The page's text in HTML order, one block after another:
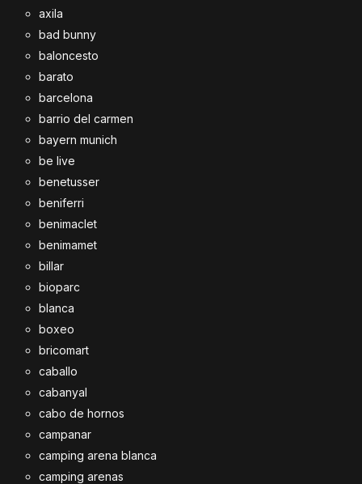
axila
bad bunny
baloncesto
barato
barcelona
barrio del carmen
bayern munich
be live
benetusser
beniferri
benimaclet
benimamet
billar
bioparc
blanca
boxeo
bricomart
caballo
cabanyal
cabo de hornos
campanar
camping arena blanca
camping arenas